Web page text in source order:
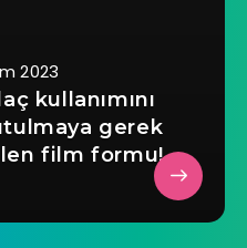
2023
kullanımını
gerek
film formu!